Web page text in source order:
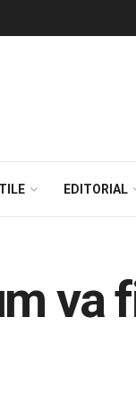
EDITORIAL
va